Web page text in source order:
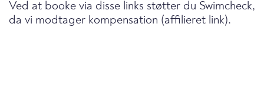
Ved at booke via disse links støtter du Swimcheck,
da vi modtager kompensation (affilieret link).